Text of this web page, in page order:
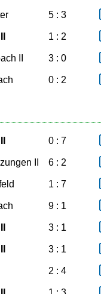
5 : 3
1 : 2
II 3 : 0
0 : 2
0 : 7
II 6 : 2
1 : 7
9 : 1
3 : 1
3 : 1
2 : 4